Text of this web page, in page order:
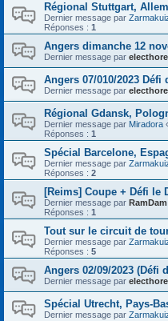
Régional Stuttgart,
Dernier message par
Réponses : 1
Angers dimanche 12
Dernier message par
Angers 07/010/2023 Défi
Dernier message par
Régional Gdansk,
Dernier message par Miradora
Réponses : 1
Spécial Barcelone,
Dernier message par
Réponses : 2
[Reims] Coupe + Défi le
Dernier message par RamDam
Réponses : 1
Tout sur le circuit de
Dernier message par
Réponses : 5
Angers 02/09/2023 (Défi
Dernier message par
Spécial Utrecht, Pays-
Dernier message par